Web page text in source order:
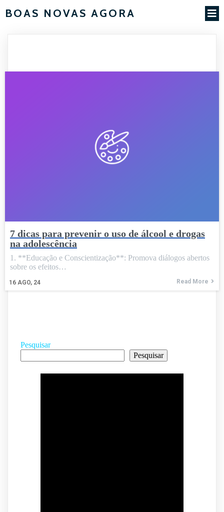
BOAS NOVAS AGORA
7 dicas para prevenir o uso de álcool e drogas
na adolescência
16 AGO, 24
1. **Educação e Conscientização**: Promova diálogos abertos
sobre os efeitos…
Read More
Pesquisar
Pesquisar